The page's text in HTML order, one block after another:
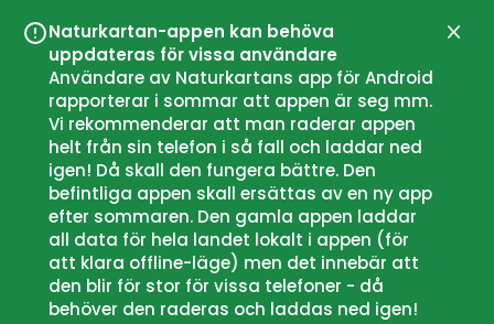
Naturkartan-appen kan behöva
uppdateras för vissa användare
Användare av Naturkartans app för Android
rapporterar i sommar att appen är seg mm.
Vi rekommenderar att man raderar appen
helt från sin telefon i så fall och laddar ned
igen! Då skall den fungera bättre. Den
befintliga appen skall ersättas av en ny app
efter sommaren. Den gamla appen laddar
all data för hela landet lokalt i appen (för
att klara offline-läge) men det innebär att
den blir för stor för vissa telefoner - då
behöver den raderas och laddas ned igen!